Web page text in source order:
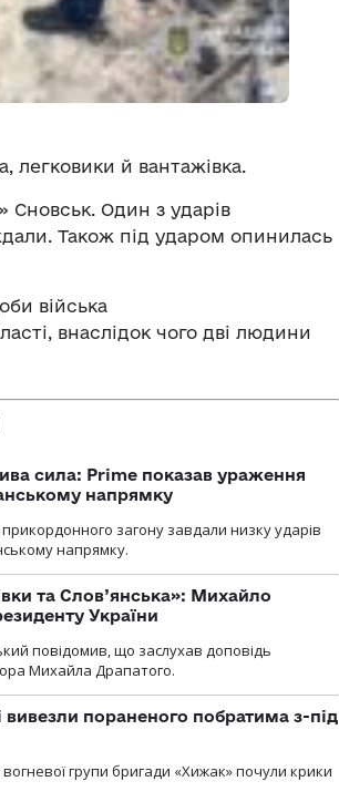
й вантажівка.
Сновськ. Один з ударів
Також під ударом опинилась
війська
внаслідок чого дві людини
сила: Prime показав ураження
напрямку
загону завдали низку ударів
напрямку.
та Слов’янська»: Михайло
України
повідомив, що заслухав доповідь
Михайла Драпатого.
вивезли пораненого побратима з-під
групи бригади «Хижак» почули крики